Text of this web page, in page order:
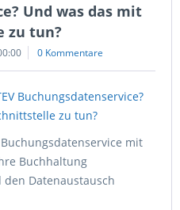
Und was das mit
zu tun?
0 Kommentare
mit
Buchhaltung
Datenaustausch